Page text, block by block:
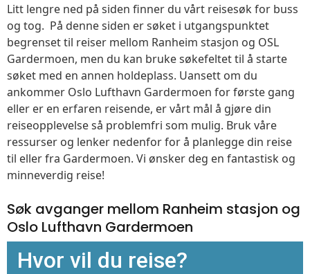
Litt lengre ned på siden finner du vårt reisesøk for buss
og tog. På denne siden er søket i utgangspunktet
begrenset til reiser mellom Ranheim stasjon og OSL
Gardermoen, men du kan bruke søkefeltet til å starte
søket med en annen holdeplass. Uansett om du
ankommer Oslo Lufthavn Gardermoen for første gang
eller er en erfaren reisende, er vårt mål å gjøre din
reiseopplevelse så problemfri som mulig. Bruk våre
ressurser og lenker nedenfor for å planlegge din reise
til eller fra Gardermoen. Vi ønsker deg en fantastisk og
minneverdig reise!
Søk avganger mellom Ranheim stasjon og
Oslo Lufthavn Gardermoen
Hvor vil du reise?